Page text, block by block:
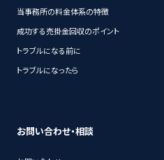
当事務所の料金体系の特徴
成功する売掛金回収のポイント
トラブルになる前に
トラブルになったら
お問い合わせ・相談